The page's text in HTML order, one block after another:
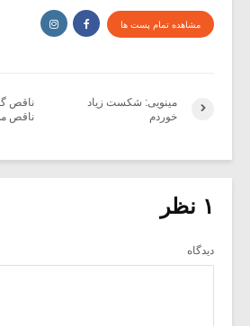
مشاهده تمام پست ها
ناقص
ناقص
مینویی: شکست زیاد
خوردم
۱ نظر
دیدگاه